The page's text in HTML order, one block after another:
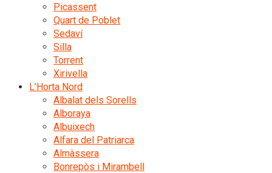
Picassent
Quart de Poblet
Sedaví
Silla
Torrent
Xirivella
L’Horta Nord
Albalat dels Sorells
Alboraya
Albuixech
Alfara del Patriarca
Almàssera
Bonrepòs i Mirambell